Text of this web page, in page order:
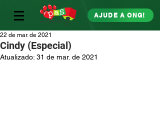
AJUDE A ONG!
Cindy (Especial)
22 de mar. de 2021
Atualizado: 31 de mar. de 2021